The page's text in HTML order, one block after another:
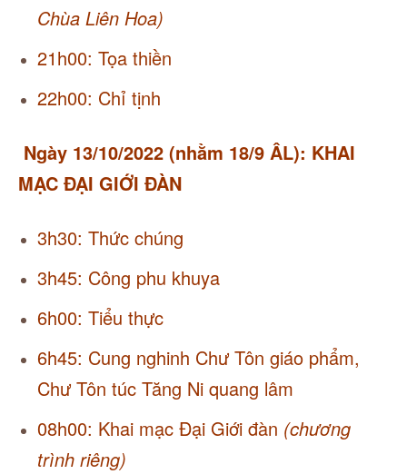
Chùa Liên Hoa)
21h00: Tọa thiền
22h00: Chỉ tịnh
Ngày 13/10/2022 (nhằm 18/9 ÂL): KHAI
MẠC ĐẠI GIỚI ĐÀN
3h30: Thức chúng
3h45: Công phu khuya
6h00: Tiểu thực
6h45: Cung nghinh Chư Tôn giáo phẩm,
Chư Tôn túc Tăng Ni quang lâm
08h00: Khai mạc Đại Giới đàn (chương
trình riêng)